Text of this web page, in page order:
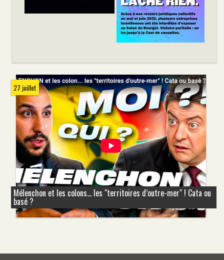
27 juillet
Mélenchon et les colons... les "territoires d’outre-mer" ! Cata ou
basé ?